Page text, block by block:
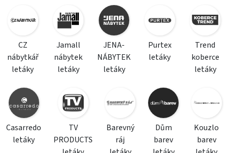
CZ
nábytkář
letáky
Jamall
nábytek
letáky
JENA-
NÁBYTEK
letáky
Purtex
letáky
Trend
koberce
letáky
Casarredo
letáky
TV
PRODUCTS
Barevný
ráj
Dům
barev
Kouzlo
barev